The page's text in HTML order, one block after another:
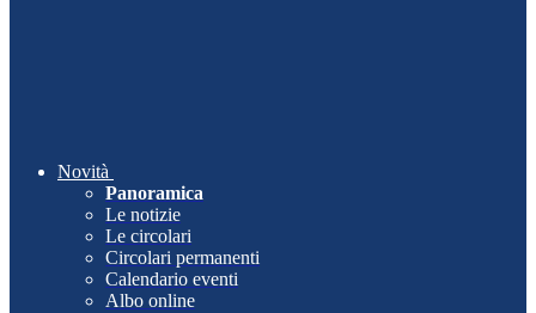
Novità
Panoramica
Le notizie
Le circolari
Circolari permanenti
Calendario eventi
Albo online